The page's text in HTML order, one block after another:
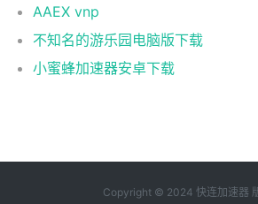
AAEX vnp
不知名的游乐园电脑版下载
小蜜蜂加速器安卓下载
Copyright © 2024 快连加速器